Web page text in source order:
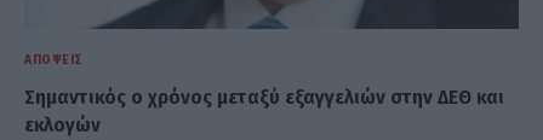
ΑΠΌΨΕΙΣ
Σημαντικός ο χρόνος μεταξύ εξαγγελιών στην ΔΕΘ και
εκλογών